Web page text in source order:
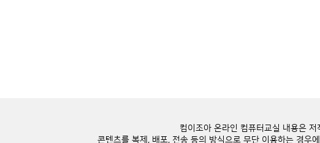
컴이조아 온라인 컴퓨터교실 내용은
콘텐츠를 복제, 배포, 전송 등의 방식으로 무단 이용하는 경우